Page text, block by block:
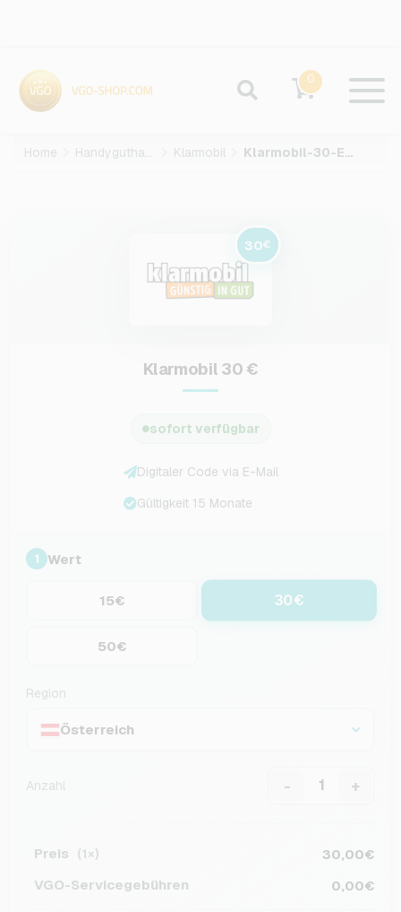
0
Home Handyguthaben Klarmobil Klarmobil-30-EUR
30€
Klarmobil 30 €
sofort verfügbar
Digitaler Code via E-Mail
Gültigkeit 15 Monate
1 Wert
15€ 30€
50€
Region
Österreich
Anzahl - +
Preis (1×)
30,00€
VGO-Servicegebühren
0,00€